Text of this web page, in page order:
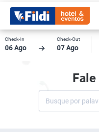
Check-In
06 Ago
Check-Out
07 Ago